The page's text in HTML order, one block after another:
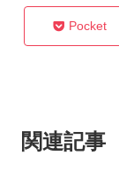
Pocket
関連記事